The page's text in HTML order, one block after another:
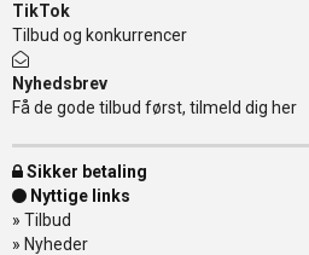
TikTok
Tilbud og konkurrencer
Nyhedsbrev
Få de gode tilbud først, tilmeld dig her
Sikker betaling
Nyttige links
» Tilbud
» Nyheder